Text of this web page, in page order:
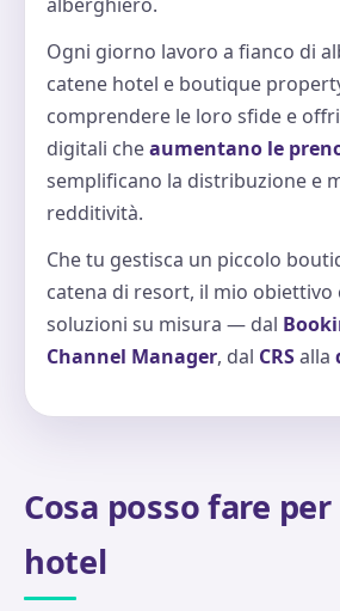
Ogni giorno lavoro a fianco di
catene hotel e boutique
comprendere le loro sfide e
digitali cheaumentano le
semplificano la distribuzione e
redditività.
Che tu gestisca un piccolo
catena di resort, il mio
soluzioni su misura — dal
Channel Manager, dal CRSalla
Cosa posso fare
hotel